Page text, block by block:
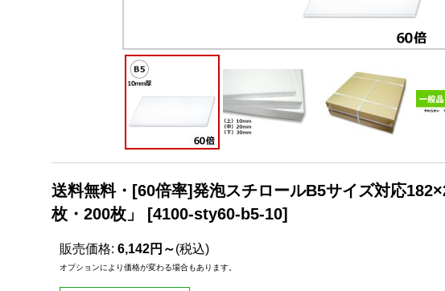
送料無料・[60倍率]発泡スチロールB5サイズ対応
枚・200枚」
[4100-sty60-b5-10]
販売価格: 6,142円～(税込)
オプションにより価格が変わる場合もあります。